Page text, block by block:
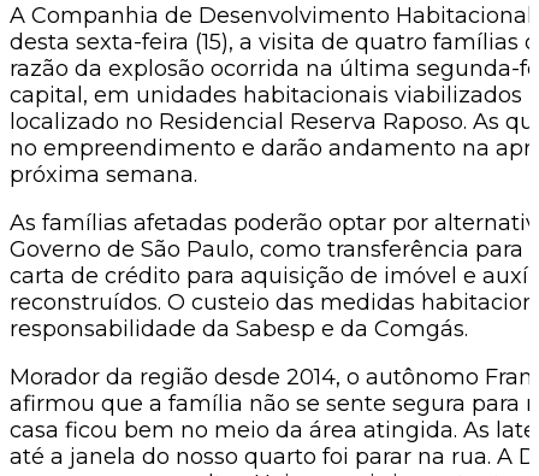
A Companhia de Desenvolvimento
desta sexta-feira (15), a visita de quatro
razão da explosão ocorrida na última segunda-
capital, em unidades habitacionais viabilizados
localizado no Residencial Reserva Raposo. As
no empreendimento e darão andamento na
próxima semana.
As famílias afetadas poderão optar por
Governo de São Paulo, como transferência
carta de crédito para aquisição de imóvel e
reconstruídos. O custeio das medidas
responsabilidade da Sabesp e da Comgás.
Morador da região desde 2014, o autônomo
afirmou que a família não se sente segura para
casa ficou bem no meio da área atingida. As
até a janela do nosso quarto foi parar na rua. A